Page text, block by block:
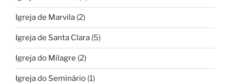
Igreja de Marvila (2)
Igreja de Santa Clara (5)
Igreja do Milagre (2)
Igreja do Seminário (1)